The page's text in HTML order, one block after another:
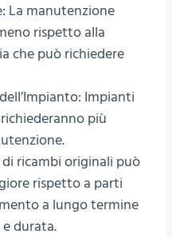
La manutenzione
rispetto alla
che può richiedere
Impianti
più
di ricambi originali può
rispetto a parti
a lungo termine
durata.